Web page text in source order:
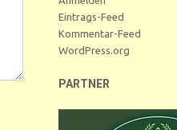
Eintrags-Feed
Kommentar-Feed
WordPress.org
PARTNER